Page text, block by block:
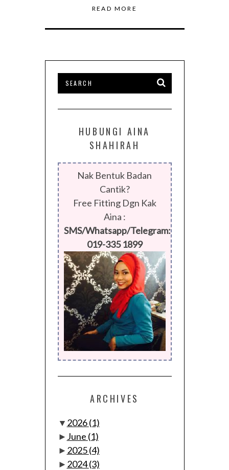
READ MORE
HUBUNGI AINA
SHAHIRAH
Nak Bentuk Badan
Cantik?
Free Fitting Dgn Kak
Aina :
SMS/Whatsapp/Telegram:
019-335 1899
ARCHIVES
▼ 2026(1)
► June (1)
► 2025(4)
► 2024(3)